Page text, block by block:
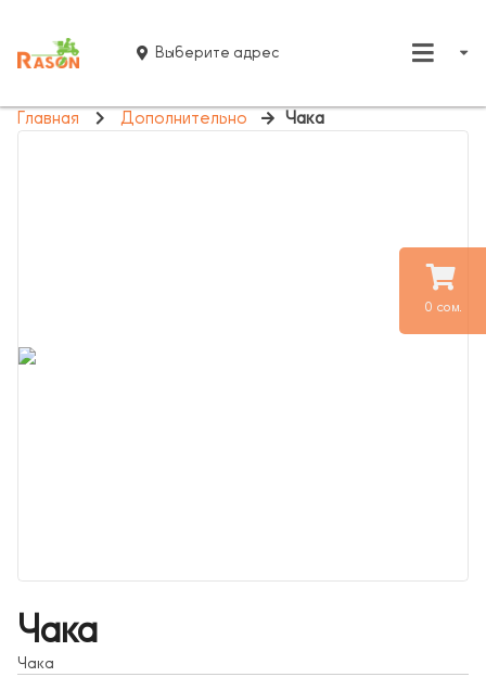
0 сом.
Выберите адрес
Главная Дополнительно Чака
Чака
Чака